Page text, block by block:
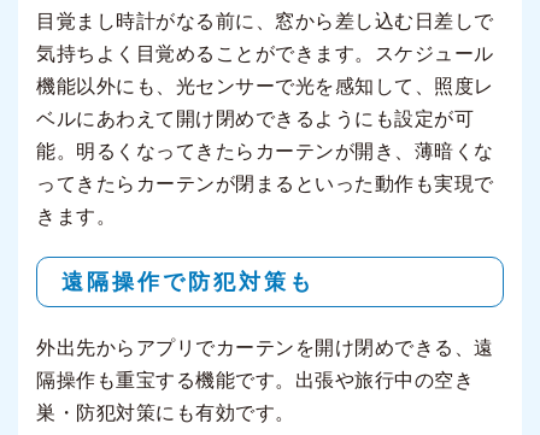
目覚まし時計がなる前に、窓から差し込む日差しで
気持ちよく目覚めることができます。スケジュール
機能以外にも、光センサーで光を感知して、照度レ
ベルにあわえて開け閉めできるようにも設定が可
能。明るくなってきたらカーテンが開き、薄暗くな
ってきたらカーテンが閉まるといった動作も実現で
きます。
遠隔操作で防犯対策も
外出先からアプリでカーテンを開け閉めできる、遠
隔操作も重宝する機能です。出張や旅行中の空き
巣・防犯対策にも有効です。